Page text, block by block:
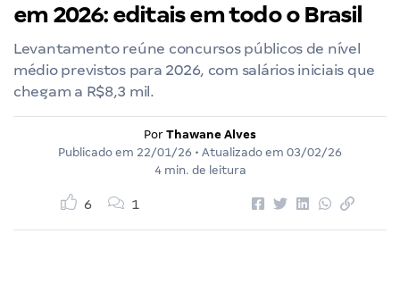
em 2026: editais em todo o Brasil
Levantamento reúne concursos públicos de nível
médio previstos para 2026, com salários iniciais que
chegam a R$8,3 mil.
Por Thawane Alves
Publicado em 22/01/26 • Atualizado em 03/02/26
4 min. de leitura
6 1